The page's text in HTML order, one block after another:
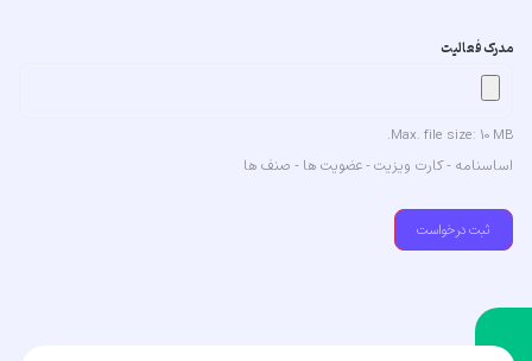
مدرک فعالیت
Max. file size: 10 MB.
اساسنامه - کارت ویزیت - عضویت ها - صنف ها